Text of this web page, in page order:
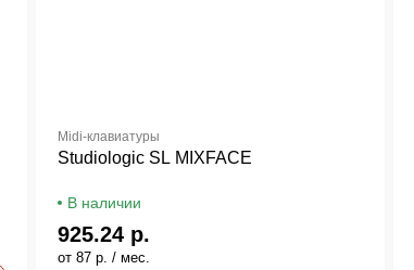
Midi-клавиатуры
Studiologic SL MIXFACE
В наличии
925.24 р.
от 87 р. / мес.